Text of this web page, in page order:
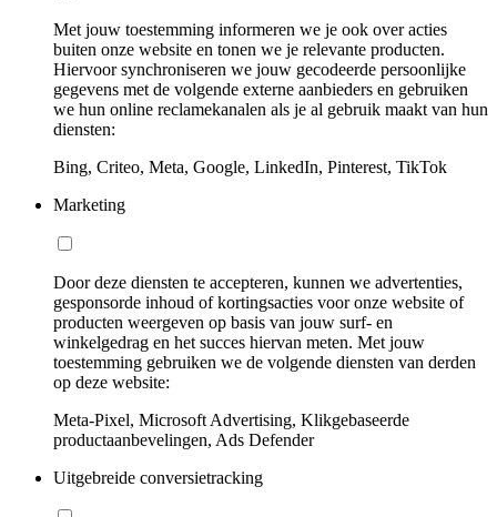
Met jouw toestemming informeren we je ook over acties
buiten onze website en tonen we je relevante producten.
Hiervoor synchroniseren we jouw gecodeerde persoonlijke
gegevens met de volgende externe aanbieders en gebruiken
we hun online reclamekanalen als je al gebruik maakt van hun
diensten:
Bing, Criteo, Meta, Google, LinkedIn, Pinterest, TikTok
Marketing
Door deze diensten te accepteren, kunnen we advertenties,
gesponsorde inhoud of kortingsacties voor onze website of
producten weergeven op basis van jouw surf- en
winkelgedrag en het succes hiervan meten. Met jouw
toestemming gebruiken we de volgende diensten van derden
op deze website:
Meta-Pixel, Microsoft Advertising, Klikgebaseerde
productaanbevelingen, Ads Defender
Uitgebreide conversietracking